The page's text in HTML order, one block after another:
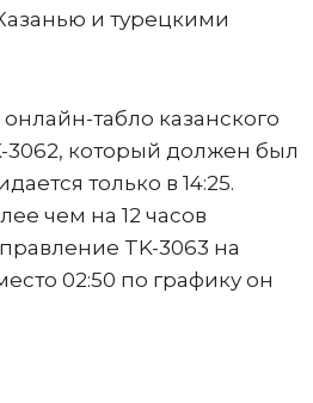
и турецкими
табло казанского
3062, который должен был
только в 14:25.
чем на 12 часов
TK-3063 на
02:50 по графику он